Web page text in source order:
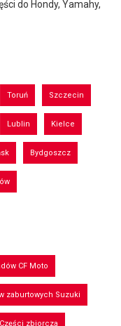
do Hondy, Yamahy,
Toruń Szczecin
Lublin Kielce
Bydgoszcz
CF Moto
zaburtowych Suzuki
Części zbiorcza